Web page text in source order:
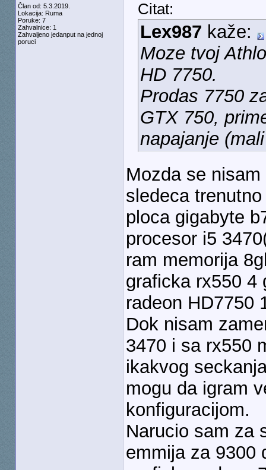
Član od: 5.3.2019.
Lokacija: Ruma
Poruke: 7
Zahvalnice: 1
Zahvaljeno jedanput na jednoj
poruci
Citat:
Lex987 kaže:
Moze tvoj
HD 7750.
Prodas 7750
GTX 750,
napajanje
Mozda se
sledeca trenutno
ploca gigabyte
procesor i5
ram memorija
graficka rx550 4
radeon HD7750
Dok nisam
3470 i sa rx550
ikakvog
mogu da igram
konfiguracijom.
Narucio sam za
emmija za 9300